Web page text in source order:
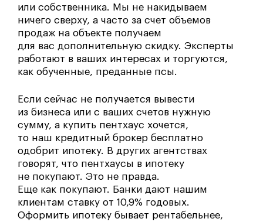
или собственника. Мы не накидываем
ничего сверху, а часто за счет объемов
продаж на объекте получаем
для вас дополнительную скидку. Эксперты
работают в ваших интересах и торгуются,
как обученные, преданные псы.
Если сейчас не получается вывести
из бизнеса или с ваших счетов нужную
сумму, а купить пентхаус хочется,
то наш кредитный брокер бесплатно
одобрит ипотеку. В других агентствах
говорят, что пентхаусы в ипотеку
не покупают. Это не правда.
Еще как покупают. Банки дают нашим
клиентам ставку от 10,9% годовых.
Оформить ипотеку бывает рентабельнее,